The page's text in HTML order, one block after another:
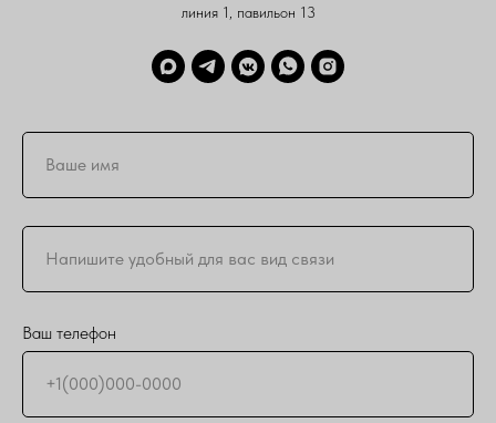
линия 1, павильон 13
Ваш телефон